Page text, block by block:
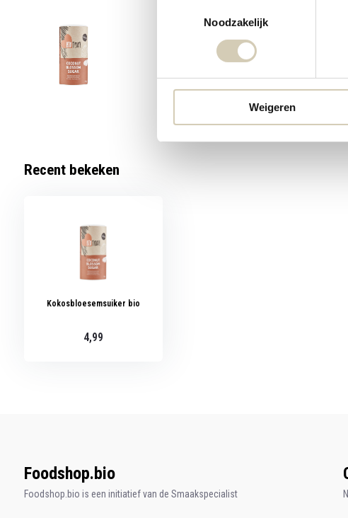
Noodzakelijk
Weigeren
BioToday
Recent bekeken
Kokosbloesemsuiker bio
4,99
Foodshop.bio
Foodshop.bio is een initiatief van de Smaakspecialist